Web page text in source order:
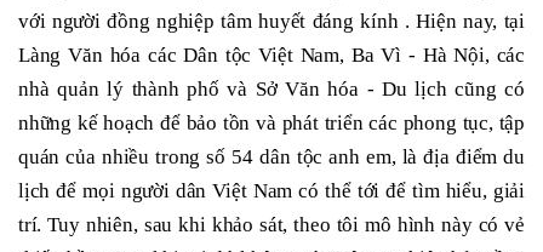
với người đồng nghiệp tâm huyết đáng kính . Hiện nay, tại
Làng Văn hóa các Dân tộc Việt Nam, Ba Vì - Hà Nội, các
nhà quản lý thành phố và Sở Văn hóa - Du lịch cũng có
những kế hoạch để bảo tồn và phát triển các phong tục, tập
quán của nhiều trong số 54 dân tộc anh em, là địa điểm du
lịch để mọi người dân Việt Nam có thể tới để tìm hiểu, giải
trí. Tuy nhiên, sau khi khảo sát, theo tôi mô hình này có vẻ